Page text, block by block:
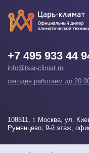
+7 495 933 44
info@tsar-climat.ru
сегодня работаем до
108811, г. Москва, ул.
Румянцево, 9-й этаж,